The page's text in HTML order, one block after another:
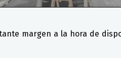
margen a la hora de